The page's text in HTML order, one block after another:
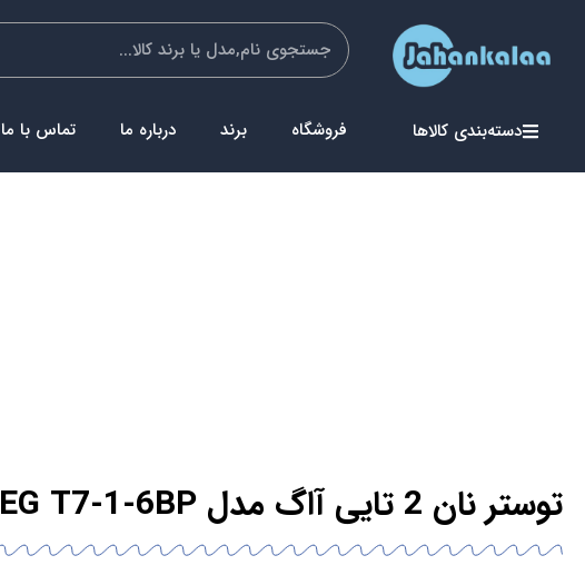
دسته‌بندی کالاها فروشگاه برند درباره ما تماس با ما
توستر نان 2 تایی آاگ مدل AEG T7-1-6BP